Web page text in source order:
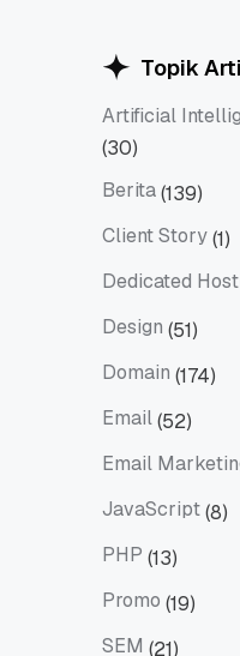
Topik
Artificial
Artificial
(30)
Berita(139)
Client Story(1)
Dedicated
Design (51)
Domain (174)
Email(52)
Email
JavaScript(8)
PHP (13)
Promo (19)
SEM (21)